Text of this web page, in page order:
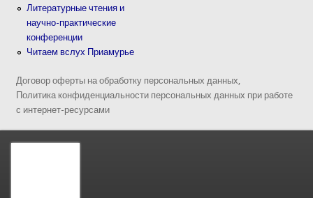
Литературные чтения и
научно-практические
конференции
Читаем вслух Приамурье
Договор оферты на обработку персональных данных,
Политика конфиденциальности персональных данных при работе
с интернет-ресурсами